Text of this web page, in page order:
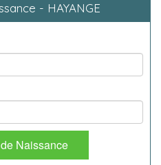
- HAYANGE
Naissance